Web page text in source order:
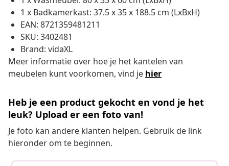
1 x Badkamerkast: 37.5 x 35 x 188.5 cm (LxBxH)
EAN: 8721359481211
SKU: 3402481
Brand: vidaXL
Meer informatie over hoe je het kantelen van
meubelen kunt voorkomen, vind je hier
Heb je een product gekocht en vond je het
leuk? Upload er een foto van!
Je foto kan andere klanten helpen. Gebruik de link
hieronder om te beginnen.